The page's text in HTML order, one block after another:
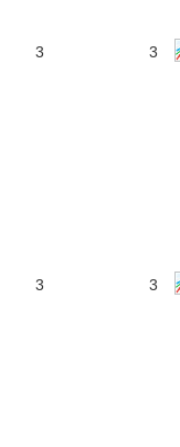
3 3
3 3